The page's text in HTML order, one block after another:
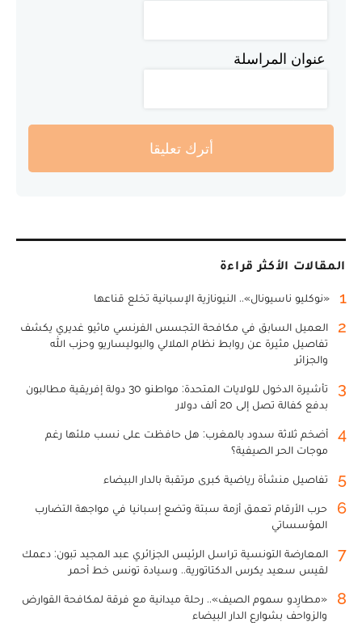
عنوان المراسلة
أترك تعليقا
المقالات الأكثر قراءة
1 «نوكليو ناسيونال».. النيونازية الإسبانية تخلع قناعها
2
العميل السابق في مكافحة التجسس الفرنسي ماثيو غديري يكشف
تفاصيل مثيرة عن روابط نظام الملالي والبوليساريو وحزب الله
والجزائر
3
تأشيرة الدخول للولايات المتحدة: مواطنو 30 دولة إفريقية مطالبون
بدفع كفالة تصل إلى 20 ألف دولار
4
أضخم ثلاثة سدود بالمغرب: هل حافظت على نسب ملئها رغم
موجات الحر الصيفية؟
5 تفاصيل منشأة رياضية كبرى مرتقبة بالدار البيضاء
6
حرب الأرقام تعمق أزمة سبتة وتضع إسبانيا في مواجهة التضارب
المؤسساتي
7
المعارضة التونسية تراسل الرئيس الجزائري عبد المجيد تبون: دعمك
لقيس سعيد يكرس الدكتاتورية.. وسيادة تونس خط أحمر
8
«مطارِدو سموم الصيف».. رحلة ميدانية مع فرقة لمكافحة القوارض
والزواحف بشوارع الدار البيضاء